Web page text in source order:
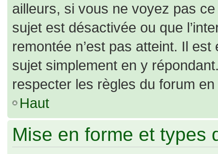
ailleurs, si vous ne voyez pas
sujet est désactivée ou que
remontée n’est pas atteint. Il
sujet simplement en y
respecter les règles du forum
Haut
Mise en forme et types